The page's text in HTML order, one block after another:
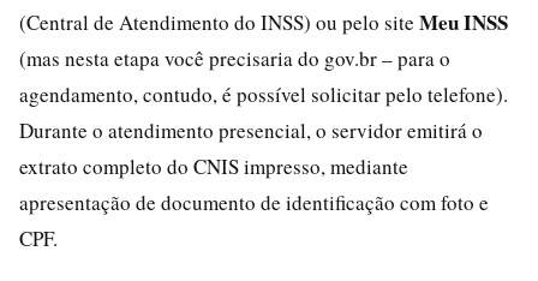
(Central de Atendimento do INSS) ou pelo site Meu INSS
(mas nesta etapa você precisaria do gov.br – para o
agendamento, contudo, é possível solicitar pelo telefone).
Durante o atendimento presencial, o servidor emitirá o
extrato completo do CNIS impresso, mediante
apresentação de documento de identificação com foto e
CPF.